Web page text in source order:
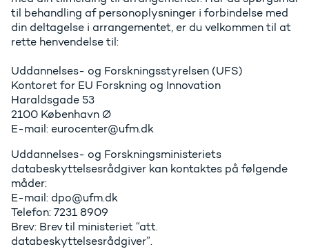
til behandling af personoplysninger i forbindelse med
din deltagelse i arrangementet, er du velkommen til at
rette henvendelse til:
Uddannelses- og Forskningsstyrelsen (UFS)
Kontoret for EU Forskning og Innovation
Haraldsgade 53
2100 København Ø
E-mail: eurocenter@ufm.dk
Uddannelses- og Forskningsministeriets
databeskyttelsesrådgiver kan kontaktes på følgende
måder:
E-mail: dpo@ufm.dk
Telefon: 7231 8909
Brev: Brev til ministeriet “att.
databeskyttelsesrådgiver”.